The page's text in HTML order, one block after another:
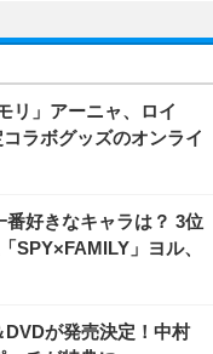
リ」アーニャ、ロイ
ラボグッズのオンライ
好きなキャラは？ 3位
SPY×FAMILY」ヨル、
DVDが発売決定！中村